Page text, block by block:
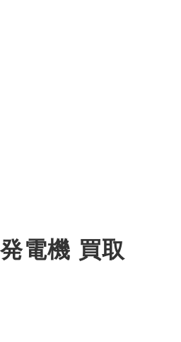
電機 買取